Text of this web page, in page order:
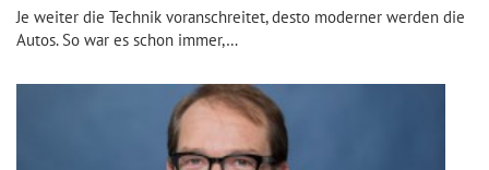
Je weiter die Technik voranschreitet, desto moderner werden die
Autos. So war es schon immer,…